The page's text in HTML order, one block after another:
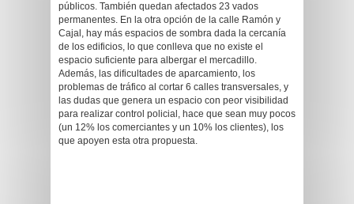
públicos. También quedan afectados 23 vados
permanentes. En la otra opción de la calle Ramón y
Cajal, hay más espacios de sombra dada la cercanía
de los edificios, lo que conlleva que no existe el
espacio suficiente para albergar el mercadillo.
Además, las dificultades de aparcamiento, los
problemas de tráfico al cortar 6 calles transversales, y
las dudas que genera un espacio con peor visibilidad
para realizar control policial, hace que sean muy pocos
(un 12% los comerciantes y un 10% los clientes), los
que apoyen esta otra propuesta.